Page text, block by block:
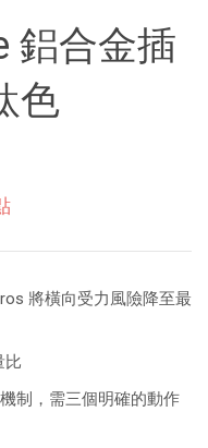
鋁合金插
色
將橫向受力風險降至最
比
制，需三個明確的動作